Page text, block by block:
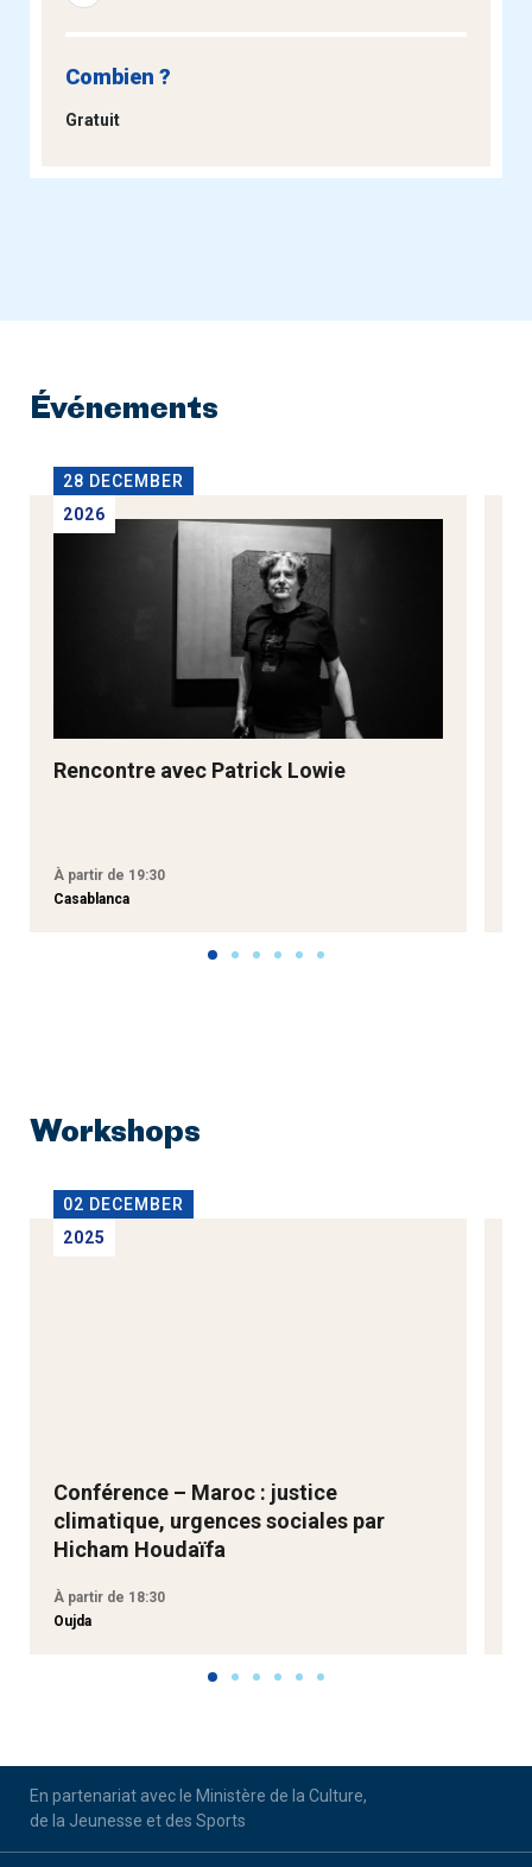
Combien ?
Gratuit
Événements
28 DECEMBER
2026
Rencontre avec Patrick Lowie
À partir de 19:30
Casablanca
Workshops
02 DECEMBER
2025
Conférence – Maroc : justice
climatique, urgences sociales par
Hicham Houdaïfa
À partir de 18:30
Oujda
En partenariat avec le Ministère de la Culture,
de la Jeunesse et des Sports